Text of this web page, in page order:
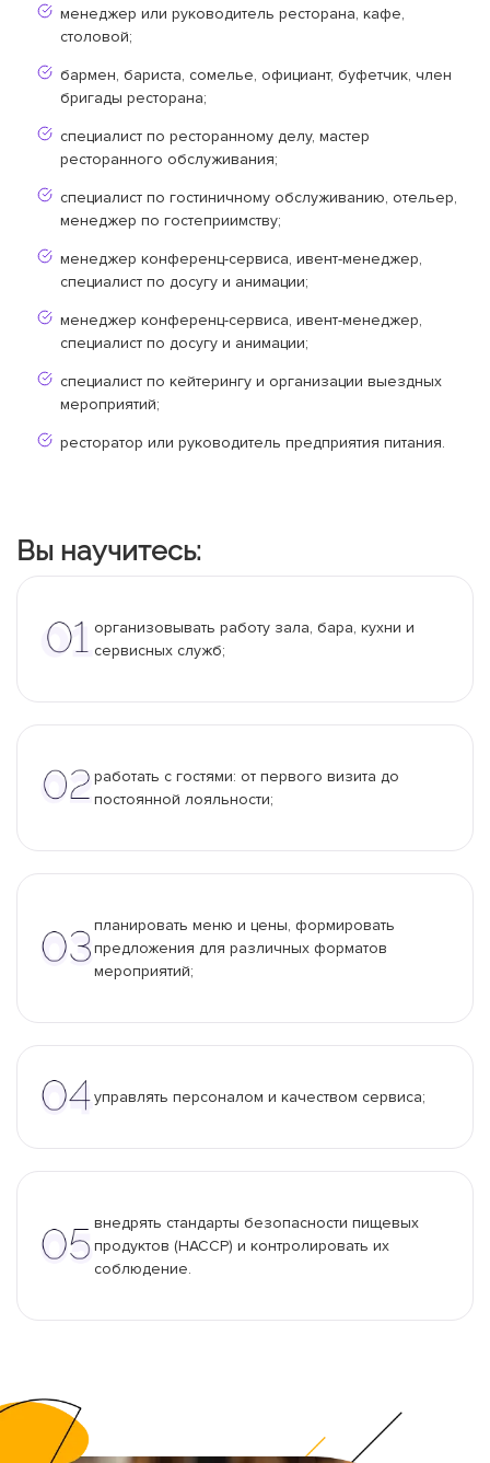
менеджер или руководитель ресторана, кафе,
столовой;
бармен, бариста, сомелье, официант, буфетчик, член
бригады ресторана;
специалист по ресторанному делу, мастер
ресторанного обслуживания;
специалист по гостиничному обслуживанию, отельер,
менеджер по гостеприимству;
менеджер конференц-сервиса, ивент-менеджер,
специалист по досугу и анимации;
менеджер конференц-сервиса, ивент-менеджер,
специалист по досугу и анимации;
специалист по кейтерингу и организации выездных
мероприятий;
ресторатор или руководитель предприятия питания.
Вы научитесь:
организовывать работу зала, бара, кухни и
сервисных служб;
работать с гостями: от первого визита до
постоянной лояльности;
планировать меню и цены, формировать
предложения для различных форматов
мероприятий;
управлять персоналом и качеством сервиса;
внедрять стандарты безопасности пищевых
продуктов (HACCP) и контролировать их
соблюдение.